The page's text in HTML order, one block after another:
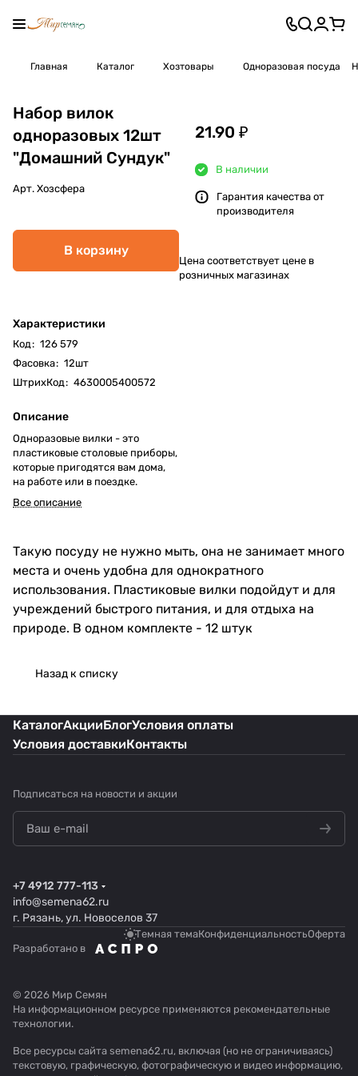
Главная Каталог Хозтовары Одноразовая посуда
Набор вилок
одноразовых 12шт
"Домашний Сундук"
Арт. Хозсфера
В корзину
Характеристики
Код: 126 579
Фасовка: 12шт
ШтрихКод: 4630005400572
Описание
Одноразовые вилки - это
пластиковые столовые приборы,
которые пригодятся вам дома,
на работе или в поездке.
Все описание
21.90 ₽
В наличии
Гарантия качества от
производителя
Цена соответствует цене в
розничных магазинах
Такую посуду не нужно мыть, она не занимает много
места и очень удобна для однократного
использования. Пластиковые вилки подойдут и для
учреждений быстрого питания, и для отдыха на
природе. В одном комплекте - 12 штук
Назад к списку
КаталогАкцииБлогУсловия оплаты
Условия доставкиКонтакты
Подписаться на новости и акции
+7 4912 777-113
info@semena62.ru
г. Рязань, ул. Новоселов 37
Темная темаКонфиденциальностьОферта
Разработано в
© 2026 Мир Семян
На информационном ресурсе применяются рекомендательные
технологии.
Все ресурсы сайта semena62.ru, включая (но не ограничиваясь)
текстовую, графическую, фотографическую и видео информацию,